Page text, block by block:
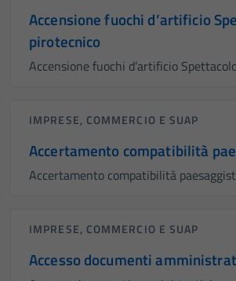
Accensione fuochi d’artificio
pirotecnico
Accensione fuochi d’artificio
IMPRESE, COMMERCIO E SUAP
Accertamento compatibilità
Accertamento compatibilità
IMPRESE, COMMERCIO E SUAP
Accesso documenti